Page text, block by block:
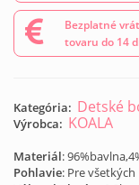
Bezplatné
tovaru do 14
Kategória: Detské
Výrobca: KOALA
Materiál:
Pohlavie: Pre všetkých